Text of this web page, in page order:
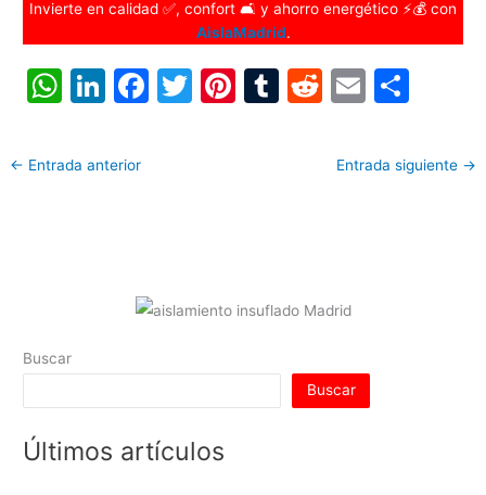
Invierte en calidad ✅, confort 🛋️ y ahorro energético ⚡💰 con
AislaMadrid.
W
at
Li
k
F
o
k
T
Pi T
R
d
E
ai m
← Entrada anterior Entrada siguiente →
Buscar
Buscar
Últimos artículos